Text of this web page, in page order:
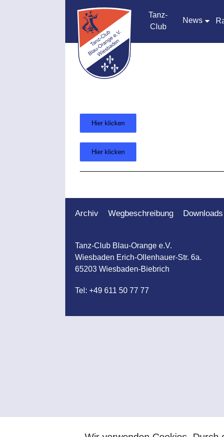
Tanz-
Club
News
Hier klicken
Hier klicken
Archiv Wegbeschreibung Downloads
Tanz-Club Blau-Orange e.V.
Wiesbaden Erich-Ollenhauer-Str. 6a.
65203 Wiesbaden-Biebrich
Tel: +49 611 50 77 77